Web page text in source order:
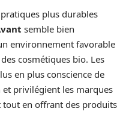
plus durables
semble bien
environnement favorable
cosmétiques bio. Les
en plus conscience de
privilégient les marques
tout en offrant des produits